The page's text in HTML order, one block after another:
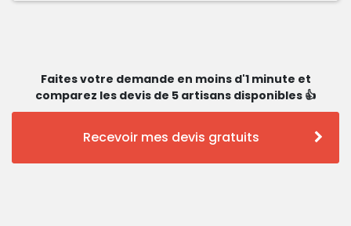
Faites votre demande en moins d'1 minute et
comparez les devis de 5 artisans disponibles 👍
Recevoir mes devis gratuits